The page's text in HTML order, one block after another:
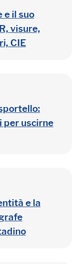
e il suo
visure,
CIE
per uscirne
e la